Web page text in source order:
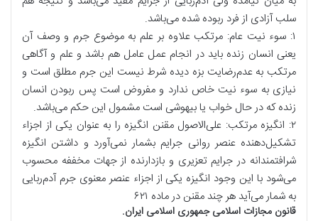
سلب آزادی از فرد ربوده شده می‌باشد.
۱: سوء نیت عام: مرتکب علاوه بر علم به موضوع جرم و وصف آن
یعنی انسان زنده باید در انجام عمل عامل هم باشد و علم و آگاهی
مرتکب به عدم‌رضایت بزه دیده شرط نیست این جرم مطلق است و
نیازی به سوء نیت خاص ندارد و مفروض است پس ربودن انسان
زنده که در حال خواب یا بیهوشی است مشمول این حکم می‌باشد.
۲: انگیزه مرتکب: علی‌الاصول مقنن انگیزه را به عنوان یکی از اجزاء
تشکیل‌دهنده عنصر روانی جرایم بشمار نمی‌آورد و داشتن انگیزه
شرافتمندانه در جرایم تعزیری و بازدارنده از جهات مخففه محسوب
می‌شود با این وجود انگیزه یکی از اجزاء عنصر معنوی جرم آدم‌ربایی
به شمار می‌آید هر چند مقنن در ماده ۶۲۱
قانون مجازات اسلامی جمهوری اسلامی ایران.